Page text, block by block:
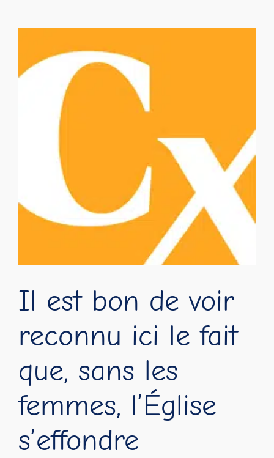
Il est bon de voir
reconnu ici le fait
que, sans les
femmes, l’Église
s’effondre